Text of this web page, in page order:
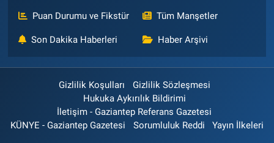
Puan Durumu ve Fikstür Tüm Manşetler
Son Dakika Haberleri Haber Arşivi
Gizlilik Koşulları
Gizlilik Sözleşmesi
Hukuka Aykırılık Bildirimi
İletişim - Gaziantep Referans Gazetesi
KÜNYE - Gaziantep Gazetesi
Sorumluluk Reddi Yayın İlkeleri